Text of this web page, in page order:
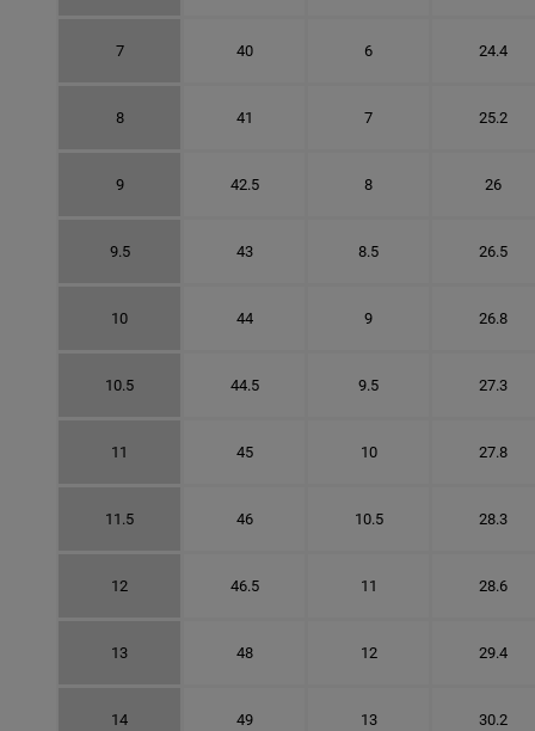
7 40 6 24.4
8 41 7 25.2
9 42.5 8 26
9.5 43 8.5 26.5
10 44 9 26.8
10.5 44.5 9.5 27.3
11 45 10 27.8
11.5 46 10.5 28.3
12 46.5 11 28.6
13 48 12 29.4
14 49 13 30.2